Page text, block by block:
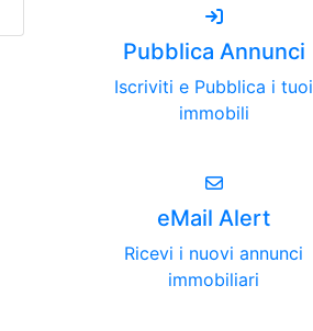
Pubblica Annunci
Iscriviti e Pubblica i tuoi
immobili
eMail Alert
Ricevi i nuovi annunci
immobiliari